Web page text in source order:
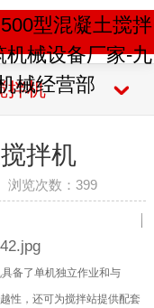
拌机
拌机
浏览次数：399
备了单机独立作业和与
性，还可为搅拌站提供配套